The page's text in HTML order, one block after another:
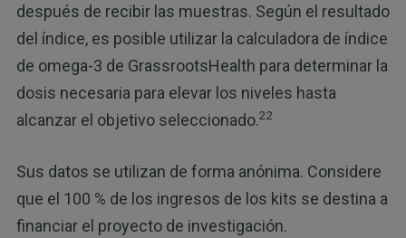
después de recibir las muestras. Según el resultado
del índice, es posible utilizar la calculadora de índice
de omega-3 de GrassrootsHealth para determinar la
dosis necesaria para elevar los niveles hasta
alcanzar el objetivo seleccionado.22
Sus datos se utilizan de forma anónima. Considere
que el 100 % de los ingresos de los kits se destina a
financiar el proyecto de investigación.